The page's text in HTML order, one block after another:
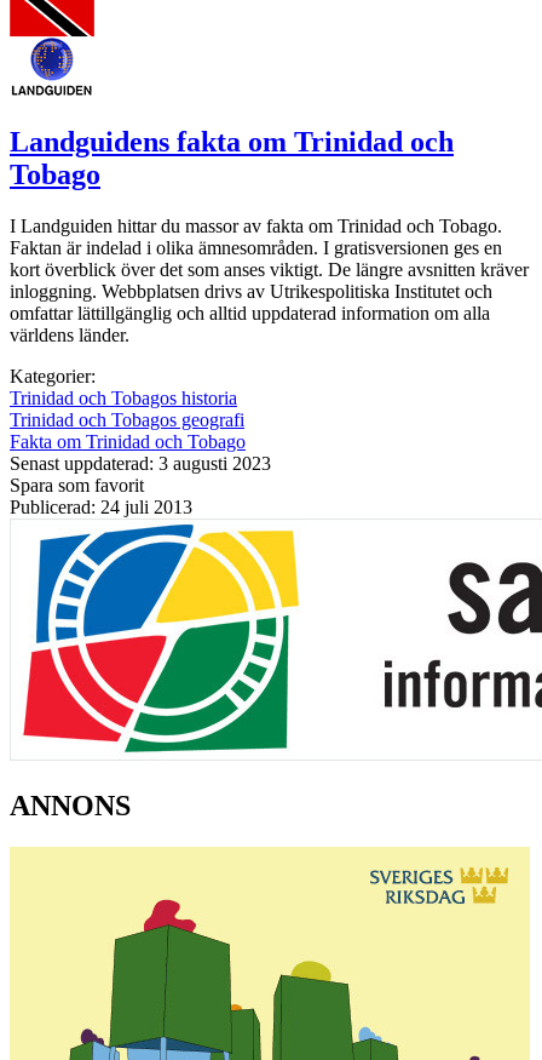
Landguidens fakta om Trinidad och
Tobago
I Landguiden hittar du massor av fakta om Trinidad och Tobago.
Faktan är indelad i olika ämnesområden. I gratisversionen ges en
kort överblick över det som anses viktigt. De längre avsnitten kräver
inloggning. Webbplatsen drivs av Utrikespolitiska Institutet och
omfattar lättillgänglig och alltid uppdaterad information om alla
världens länder.
Kategorier:
Trinidad och Tobagos historia
Trinidad och Tobagos geografi
Fakta om Trinidad och Tobago
Senast uppdaterad: 3 augusti 2023
Spara som favorit
Publicerad: 24 juli 2013
ANNONS